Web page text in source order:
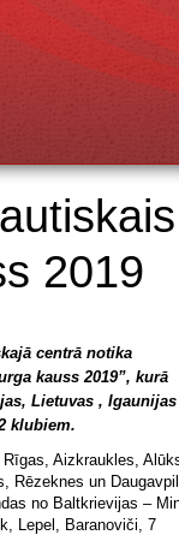
2019
centrā notika
kauss 2019”, kurā
Lietuvas ,
klubiem.
Aizkraukles,
Rēzeknes un
no Baltkrievijas –
Lepel, Baranoviči, 7